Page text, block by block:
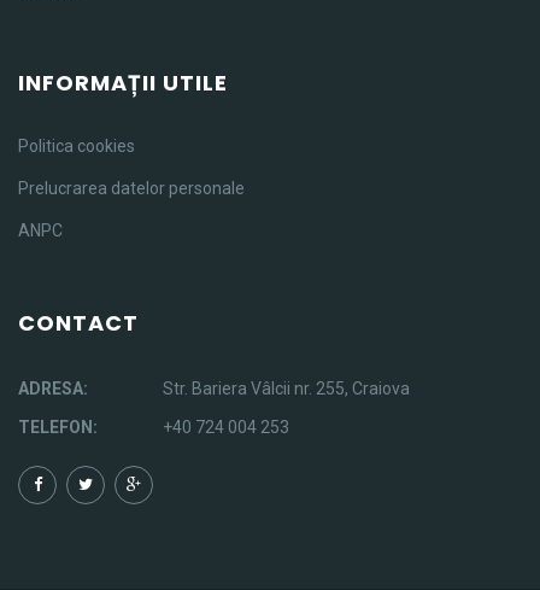
INFORMAȚII UTILE
Politica cookies
Prelucrarea datelor personale
ANPC
CONTACT
ADRESA:
Str. Bariera Vâlcii nr. 255, Craiova
TELEFON:
+40 724 004 253